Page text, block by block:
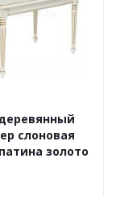
слоновая
золото